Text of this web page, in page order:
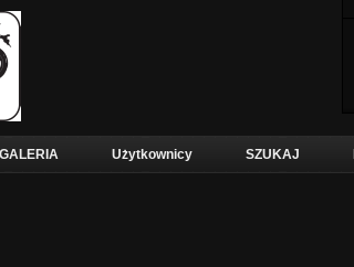
GALERIA Użytkownicy SZUKAJ